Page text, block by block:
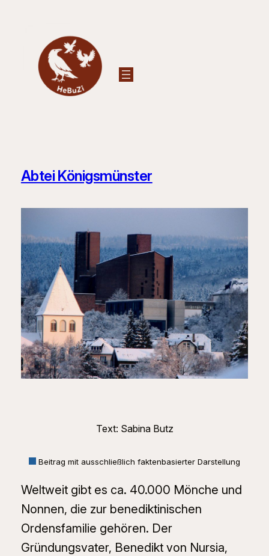
Abtei Königsmünster
Text: Sabina Butz
Beitrag mit ausschließlich faktenbasierter Darstellung
Weltweit gibt es ca. 40.000 Mönche und
Nonnen, die zur benediktinischen
Ordensfamilie gehören. Der
Gründungsvater, Benedikt von Nursia,